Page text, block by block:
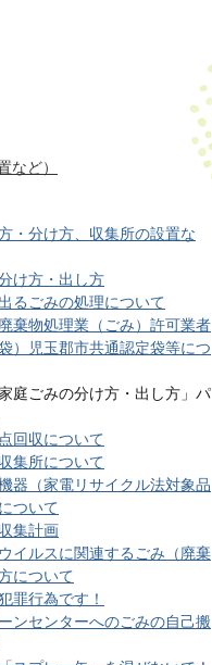
など）
・分け方、収集所の設置な
け方・出し方
るごみの処理について
棄物処理業（ごみ）許可業者
）児玉郡市共通認定袋等につ
庭ごみの分け方・出し方」パ
回収について
集所について
器（家電リサイクル法対象品
ついて
集計画
イルスに関連するごみ（廃棄
について
罪行為です！
ンセンターへのごみの自己搬